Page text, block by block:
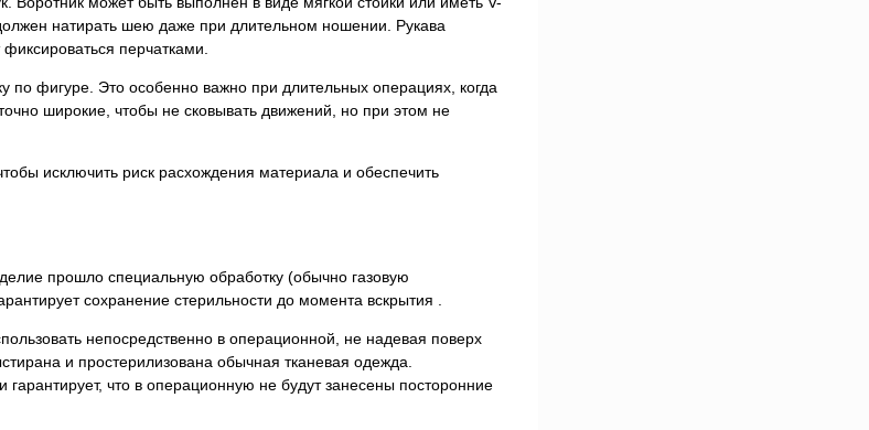
натирать шею даже при длительном ношении. Рукава
перчатками.
по фигуре. Это особенно важно при длительных операциях, когда
широкие, чтобы не сковывать движений, но при этом не
исключить риск расхождения материала и обеспечить
прошло специальную обработку (обычно газовую
сохранение стерильности до момента вскрытия .
непосредственно в операционной, не надевая поверх
и простерилизована обычная тканевая одежда.
что в операционную не будут занесены посторонние